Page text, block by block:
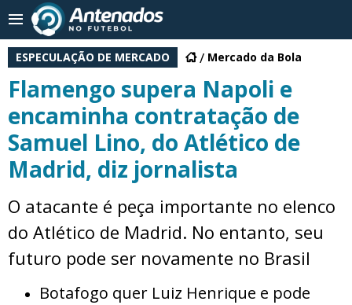
ESPECULAÇÃO DE MERCADO Mercado da Bola
Flamengo supera Napoli e
encaminha contratação de
Samuel Lino, do Atlético de
Madrid, diz jornalista
O atacante é peça importante no elenco
do Atlético de Madrid. No entanto, seu
futuro pode ser novamente no Brasil
Botafogo quer Luiz Henrique e pode